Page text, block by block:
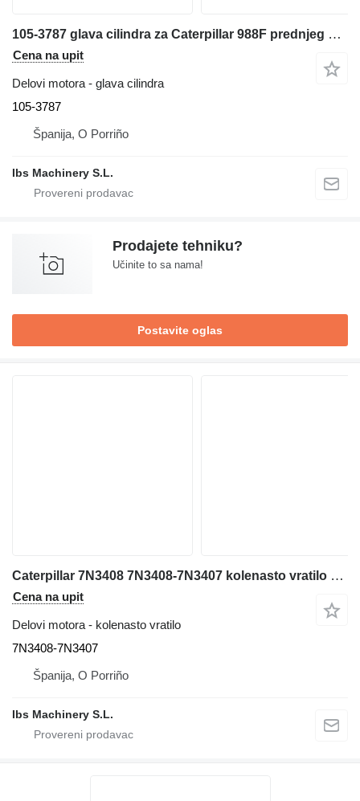
105-3787 glava cilindra za Caterpillar 988F prednjeg utovarivača
Cena na upit
Delovi motora - glava cilindra
105-3787
Španija, O Porriño
Ibs Machinery S.L.
Prodajete tehniku?
Učinite to sa nama!
Postavite oglas
Caterpillar 7N3408 7N3408-7N3407 kolenasto vratilo za Caterpillar 988F prednjeg utovarivača
Cena na upit
Delovi motora - kolenasto vratilo
7N3408-7N3407
Španija, O Porriño
Ibs Machinery S.L.